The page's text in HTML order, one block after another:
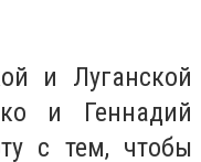
и Луганской
и Геннадий
с тем, чтобы